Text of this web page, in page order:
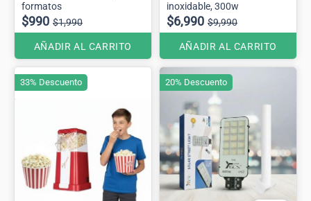
formatos
$990 $1,990
AÑADIR AL CARRITO
inoxidable, 300w
$6,990 $9,990
AÑADIR AL CARRITO
33% Descuento 20% Descuento